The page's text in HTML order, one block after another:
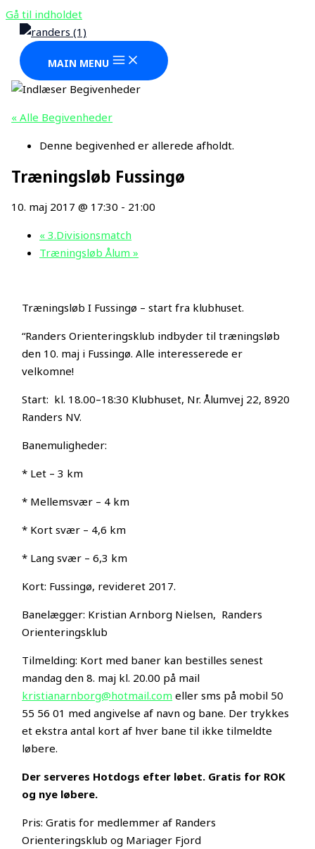
Gå til indholdet
MAIN MENU
« Alle Begivenheder
Denne begivenhed er allerede afholdt.
Træningsløb Fussingø
10. maj 2017 @ 17:30 - 21:00
« 3.Divisionsmatch
Træningsløb Ålum»
Træningsløb I Fussingø – start fra klubhuset.
“Randers Orienteringsklub indbyder til træningsløb
den 10. maj i Fussingø. Alle interesserede er
velkomne!
Start: kl. 18.00–18:30 Klubhuset, Nr. Ålumvej 22, 8920
Randers NV.
Banemuligheder:
* Let – 3 km
* Mellemsvær – 4 km
* Kort svær – 4,6 km
* Lang svær – 6,3 km
Kort: Fussingø, revideret 2017.
Banelægger: Kristian Arnborg Nielsen, Randers
Orienteringsklub
Tilmelding: Kort med baner kan bestilles senest
mandag den 8. maj kl. 20.00 på mail
kristianarnborg@hotmail.com eller sms på mobil 50
55 56 01 med angivelse af navn og bane. Der trykkes
et ekstra antal kort af hver bane til ikke tilmeldte
løbere.
Der serveres Hotdogs efter løbet. Gratis for ROK
og nye løbere.
Pris: Gratis for medlemmer af Randers
Orienteringsklub og Mariager Fjord